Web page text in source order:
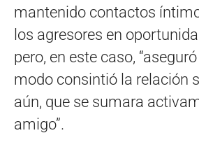
mantenido contactos
los agresores en
pero, en este caso,
modo consintió la relación
aún, que se sumara
amigo”.